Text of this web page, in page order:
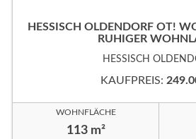
HESSISCH OLDENDORF OT!
RUHIGER
HESSISCH
KAUFPREIS:
WOHNFLÄCHE
113 m²